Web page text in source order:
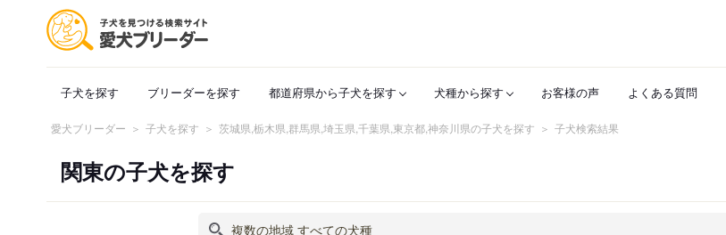
子犬を探す ブリーダーを探す 都道府県から子犬を探す 犬種から探す お客様の声 よくある質問
愛犬ブリーダー 子犬を探す 茨城県,栃木県,群馬県,埼玉県,千葉県,東京都,神奈川県の子犬を探す 子犬検索結果
関東の子犬を探す